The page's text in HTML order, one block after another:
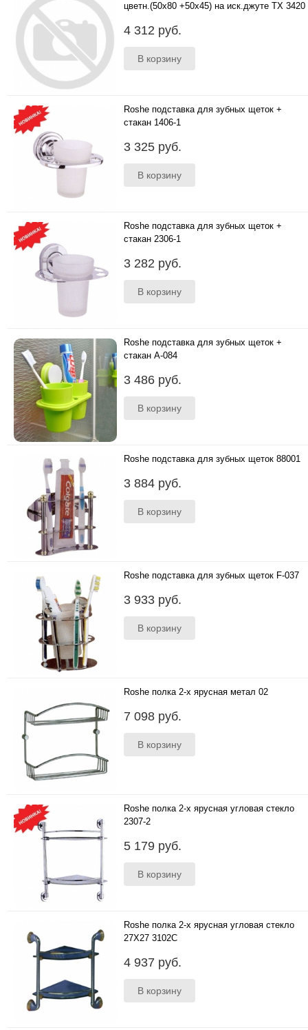
цветн.(50x80 +50x45) на иск.джуте ТХ 3420
4 312 руб.
Roshe подставка для зубных щеток +
стакан 1406-1
3 325 руб.
Roshe подставка для зубных щеток +
стакан 2306-1
3 282 руб.
Roshe подставка для зубных щеток +
стакан A-084
3 486 руб.
Roshe подставка для зубных щеток 88001
3 884 руб.
Roshe подставка для зубных щеток F-037
3 933 руб.
Roshe полка 2-х ярусная метал 02
7 098 руб.
Roshe полка 2-х ярусная угловая стекло
2307-2
5 179 руб.
Roshe полка 2-х ярусная угловая стекло
27Х27 3102C
4 937 руб.